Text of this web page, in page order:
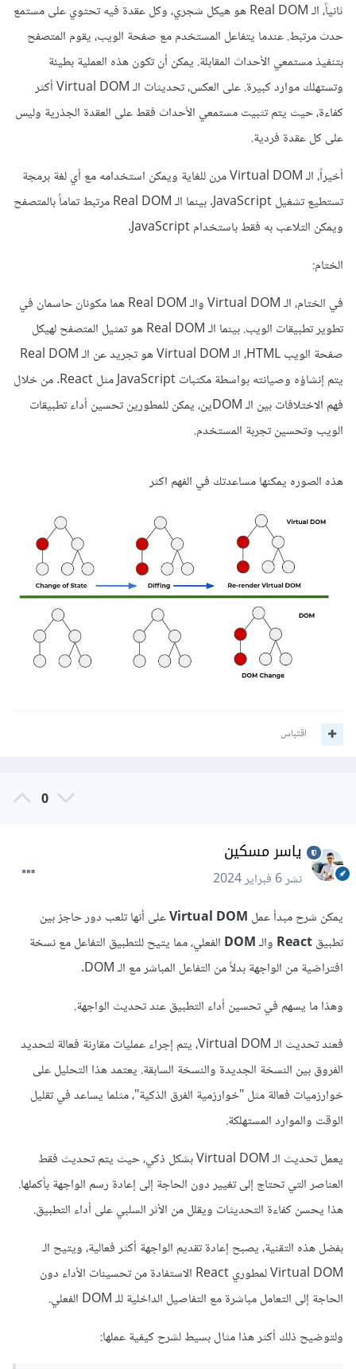
ثانياً، الـ Real DOM هو هيكل شجري، وكل عقدة فيه تحتوي على مستمع
حدث مرتبط. عندما يتفاعل المستخدم مع صفحة الويب، يقوم المتصفح
بتنفيذ مستمعي الأحداث المقابلة. يمكن أن تكون هذه العملية بطيئة
وتستهلك موارد كبيرة. على العكس، تحديثات الـ Virtual DOM أكثر
كفاءة، حيث يتم تثبيت مستمعي الأحداث فقط على العقدة الجذرية وليس
على كل عقدة فردية.
أخيراً، الـ Virtual DOM مرن للغاية ويمكن استخدامه مع أي لغة برمجة
تستطيع تشغيل JavaScript. بينما الـ Real DOM مرتبط تماماً بالمتصفح
ويمكن التلاعب به فقط باستخدام JavaScript.
الختام:
في الختام، الـ Virtual DOM والـ Real DOM هما مكونان حاسمان في
تطوير تطبيقات الويب. بينما الـ Real DOM هو تمثيل المتصفح لهيكل
صفحة الويب HTML، الـ Virtual DOM هو تجريد عن الـ Real DOM
يتم إنشاؤه وصيانته بواسطة مكتبات JavaScript مثل React. من خلال
فهم الاختلافات بين الـ DOMين، يمكن للمطورين تحسين أداء تطبيقات
الويب وتحسين تجربة المستخدم.
هذه الصوره يمكنها مساعدتك في الفهم اكثر
اقتباس
0
ياسر مسكين
نشر6 فبراير 2024
يمكن شرح مبدأ عمل Virtual DOMعلى أنها تلعب دور حاجز بين
تطبيقReact والـDOMالفعلي، مما يتيح للتطبيق التفاعل مع نسخة
افتراضية من الواجهة بدلاً من التفاعل المباشر مع الـ DOM.
وهذا ما يسهم في تحسين أداء التطبيق عند تحديث الواجهة.
فعند تحديث الـ Virtual DOM، يتم إجراء عمليات مقارنة فعالة لتحديد
الفروق بين النسخة الجديدة والنسخة السابقة. يعتمد هذا التحليل على
خوارزميات فعالة مثل "خوارزمية الفرق الذكية"، مثلما يساعد في تقليل
الوقت والموارد المستهلكة.
يعمل تحديث الـ Virtual DOM بشكل ذكي، حيث يتم تحديث فقط
العناصر التي تحتاج إلى تغيير دون الحاجة إلى إعادة رسم الواجهة بأكملها.
هذا يحسن كفاءة التحديثات ويقلل من الأثر السلبي على أداء التطبيق.
بفضل هذه التقنية، يصبح إعادة تقديم الواجهة أكثر فعالية، ويتيح الـ
Virtual DOM لمطوري React الاستفادة من تحسينات الأداء دون
الحاجة إلى التعامل مباشرة مع التفاصيل الداخلية للـ DOM الفعلي.
ولتوضيح ذلك أكثر هذا مثال بسيط لشرح كيفية عملها: